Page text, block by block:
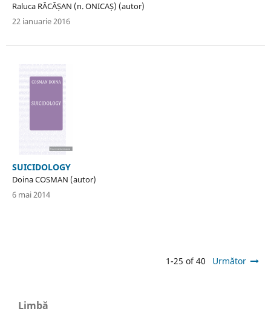
Raluca RĂCĂȘAN (n. ONICAȘ) (autor)
22 ianuarie 2016
SUICIDOLOGY
Doina COSMAN (autor)
6 mai 2014
1-25 of 40 Următor
Limbă